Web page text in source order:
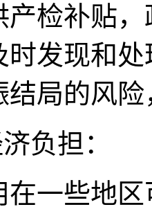
补贴，
时发现和
结局的风
担：
些地区